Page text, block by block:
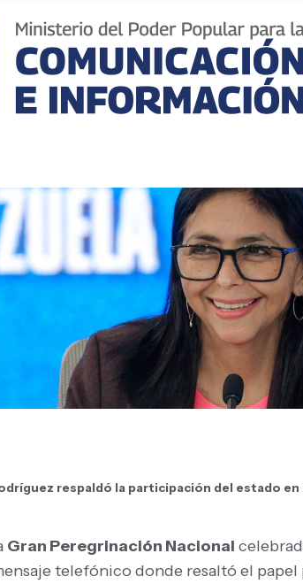
respaldó la participación del estado
Gran Peregrinación Nacional
telefónico donde resaltó el